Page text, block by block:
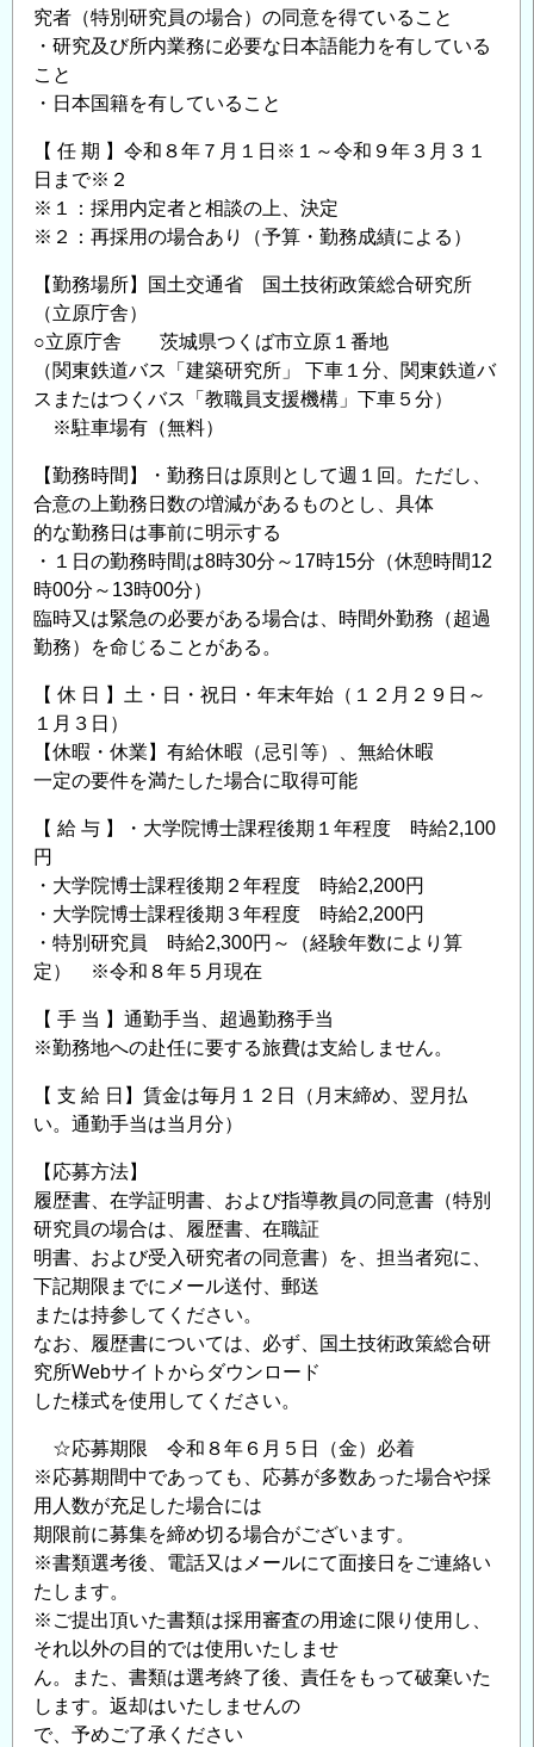
究者（特別研究員の場合）の同意を得ていること
・研究及び所内業務に必要な日本語能力を有している
こと
・日本国籍を有していること
【 任 期 】令和８年７月１日※１～令和９年３月３１
日まで※２
※１：採用内定者と相談の上、決定
※２：再採用の場合あり（予算・勤務成績による）
【勤務場所】国土交通省 国土技術政策総合研究所
（立原庁舎）
○立原庁舎 茨城県つくば市立原１番地
（関東鉄道バス「建築研究所」 下車１分、関東鉄道バ
スまたはつくバス「教職員支援機構」下車５分）
※駐車場有（無料）
【勤務時間】・勤務日は原則として週１回。ただし、
合意の上勤務日数の増減があるものとし、具体
的な勤務日は事前に明示する
・１日の勤務時間は8時30分～17時15分（休憩時間12
時00分～13時00分）
臨時又は緊急の必要がある場合は、時間外勤務（超過
勤務）を命じることがある。
【 休 日 】土・日・祝日・年末年始（１２月２９日～
１月３日）
【休暇・休業】有給休暇（忌引等）、無給休暇
一定の要件を満たした場合に取得可能
【 給 与 】・大学院博士課程後期１年程度 時給2,100
円
・大学院博士課程後期２年程度 時給2,200円
・大学院博士課程後期３年程度 時給2,200円
・特別研究員 時給2,300円～（経験年数により算
定） ※令和８年５月現在
【 手 当 】通勤手当、超過勤務手当
※勤務地への赴任に要する旅費は支給しません。
【 支 給 日】賃金は毎月１２日（月末締め、翌月払
い。通勤手当は当月分）
【応募方法】
履歴書、在学証明書、および指導教員の同意書（特別
研究員の場合は、履歴書、在職証
明書、および受入研究者の同意書）を、担当者宛に、
下記期限までにメール送付、郵送
または持参してください。
なお、履歴書については、必ず、国土技術政策総合研
究所Webサイトからダウンロード
した様式を使用してください。
☆応募期限 令和８年６月５日（金）必着
※応募期間中であっても、応募が多数あった場合や採
用人数が充足した場合には
期限前に募集を締め切る場合がございます。
※書類選考後、電話又はメールにて面接日をご連絡い
たします。
※ご提出頂いた書類は採用審査の用途に限り使用し、
それ以外の目的では使用いたしませ
ん。また、書類は選考終了後、責任をもって破棄いた
します。返却はいたしませんの
で、予めご了承ください